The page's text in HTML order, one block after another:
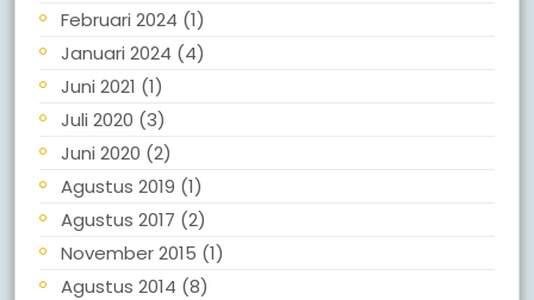
Februari 2024 (1)
Januari 2024 (4)
Juni 2021 (1)
Juli 2020 (3)
Juni 2020 (2)
Agustus 2019 (1)
Agustus 2017 (2)
November 2015 (1)
Agustus 2014 (8)